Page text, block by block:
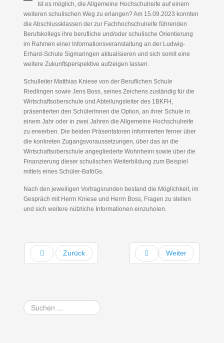
Ist es möglich, die Allgemeine Hochschulreife auf einem
weiteren schulischen Weg zu erlangen? Am 15.09.2023 konnten
die Abschlussklassen der zur Fachhochschulreife führenden
Berufskollegs ihre berufliche und/oder schulische Orientierung
im Rahmen einer Informationsveranstaltung an der Ludwig-
Erhard-Schule Sigmaringen aktualisieren und sich somit eine
weitere Zukunftsperspektive aufzeigen lassen.
Schulleiter Matthias Kniese von der Beruflichen Schule
Riedlingen sowie Jens Boss, seines Zeichens zuständig für die
Wirtschaftsoberschule und Abteilungsleiter des 1BKFH,
präsentierten den SchülerInnen die Option, an ihrer Schule in
einem Jahr oder in zwei Jahren die Allgemeine Hochschulreife
zu erwerben. Die beiden Präsentatoren informierten ferner über
die konkreten Zugangsvoraussetzungen, über das an die
Wirtschaftsoberschule angegliederte Wohnheim sowie über die
Finanzierung dieser schulischen Weiterbildung zum Beispiel
mittels eines Schüler-BaföGs.
Nach den jeweiligen Vortragsrunden bestand die Möglichkeit, im
Gespräch mit Herrn Kniese und Herrn Boss, Fragen zu stellen
und sich weitere nützliche Informationen einzuholen.
Zurück Weiter
Suchen
...